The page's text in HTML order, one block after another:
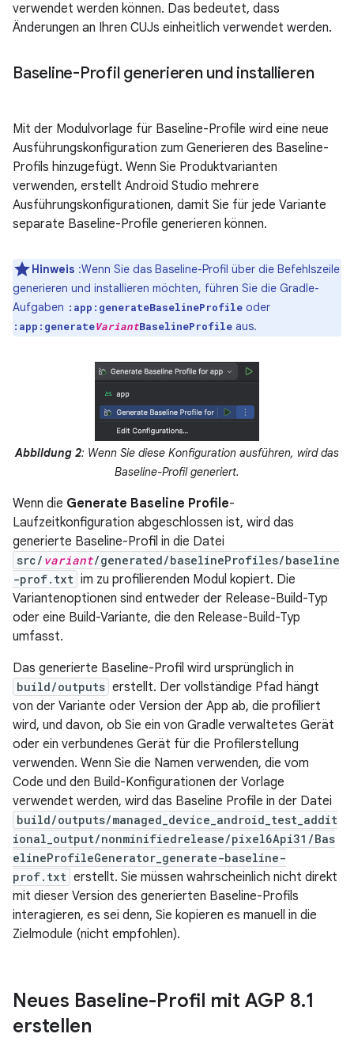
verwendet werden können. Das bedeutet, dass
Änderungen an Ihren CUJs einheitlich verwendet werden.
Baseline-Profil generieren und installieren
Mit der Modulvorlage für Baseline-Profile wird eine neue
Ausführungskonfiguration zum Generieren des Baseline-
Profils hinzugefügt. Wenn Sie Produktvarianten
verwenden, erstellt Android Studio mehrere
Ausführungskonfigurationen, damit Sie für jede Variante
separate Baseline-Profile generieren können.
Hinweis :Wenn Sie das Baseline-Profil über die Befehlszeile
generieren und installieren möchten, führen Sie die Gradle-
Aufgaben :app:generateBaselineProfile oder
:app:generateVariantBaselineProfile aus.
Abbildung 2: Wenn Sie diese Konfiguration ausführen, wird das
Baseline-Profil generiert.
Wenn die Generate Baseline Profile-
Laufzeitkonfiguration abgeschlossen ist, wird das
generierte Baseline-Profil in die Datei
src/ variant/generated/baselineProfiles/baseline
-prof.txt im zu profilierenden Modul kopiert. Die
Variantenoptionen sind entweder der Release-Build-Typ
oder eine Build-Variante, die den Release-Build-Typ
umfasst.
Das generierte Baseline-Profil wird ursprünglich in
build/outputs erstellt. Der vollständige Pfad hängt
von der Variante oder Version der App ab, die profiliert
wird, und davon, ob Sie ein von Gradle verwaltetes Gerät
oder ein verbundenes Gerät für die Profilerstellung
verwenden. Wenn Sie die Namen verwenden, die vom
Code und den Build-Konfigurationen der Vorlage
verwendet werden, wird das Baseline Profile in der Datei
build/outputs/managed_device_android_test_addit
ional_output/nonminifiedrelease/pixel6Api31/Bas
elineProfileGenerator_generate-baseline-
prof.txt erstellt. Sie müssen wahrscheinlich nicht direkt
mit dieser Version des generierten Baseline-Profils
interagieren, es sei denn, Sie kopieren es manuell in die
Zielmodule (nicht empfohlen).
Neues Baseline-Profil mit AGP 8.1
erstellen